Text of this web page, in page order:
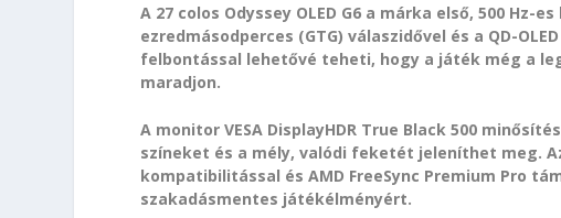
A 27 colos Odyssey OLED G6 a márka első, 500
ezredmásodperces (GTG) válaszidővel és a QD-
felbontással lehetővé teheti, hogy a játék még a
maradjon.
A monitor VESA DisplayHDR True Black 500
színeket és a mély, valódi feketét jeleníthet meg. Az
kompatibilitással és AMD FreeSync Premium Pro
szakadásmentes játékélményért.